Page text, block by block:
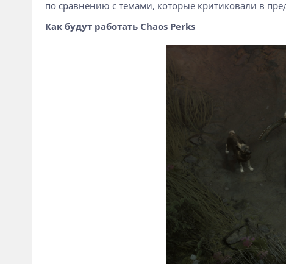
по сравнению с темами, которые критиковали в
Как будут работать Chaos Perks